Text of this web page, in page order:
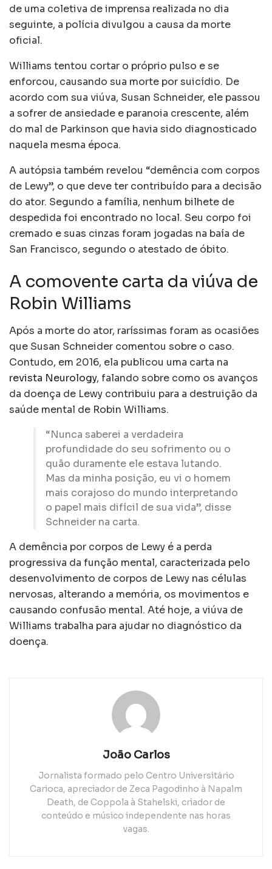
de uma coletiva de imprensa realizada no dia
seguinte, a polícia divulgou a causa da morte
oficial.
Williams tentou cortar o próprio pulso e se
enforcou, causando sua morte por suicídio. De
acordo com sua viúva, Susan Schneider, ele passou
a sofrer de ansiedade e paranoia crescente, além
do mal de Parkinson que havia sido diagnosticado
naquela mesma época.
A autópsia também revelou “demência com corpos
de Lewy”, o que deve ter contribuído para a decisão
do ator. Segundo a família, nenhum bilhete de
despedida foi encontrado no local. Seu corpo foi
cremado e suas cinzas foram jogadas na baía de
San Francisco, segundo o atestado de óbito.
A comovente carta da viúva de
Robin Williams
Após a morte do ator, raríssimas foram as ocasiões
que Susan Schneider comentou sobre o caso.
Contudo, em 2016, ela publicou uma carta na
revista Neurology, falando sobre como os avanços
da doença de Lewy contribuiu para a destruição da
saúde mental de Robin Williams.
“Nunca saberei a verdadeira
profundidade do seu sofrimento ou o
quão duramente ele estava lutando.
Mas da minha posição, eu vi o homem
mais corajoso do mundo interpretando
o papel mais difícil de sua vida”, disse
Schneider na carta.
A demência por corpos de Lewy é a perda
progressiva da função mental, caracterizada pelo
desenvolvimento de corpos de Lewy nas células
nervosas, alterando a memória, os movimentos e
causando confusão mental. Até hoje, a viúva de
Williams trabalha para ajudar no diagnóstico da
doença.
João Carlos
Jornalista formado pelo Centro Universitário
Carioca, apreciador de Zeca Pagodinho à Napalm
Death, de Coppola à Stahelski, criador de
conteúdo e músico independente nas horas
vagas.